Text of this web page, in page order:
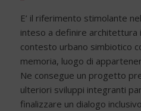
E’ il riferimento stimolante
inteso a definire architettura
contesto urbano simbiotico
memoria, luogo di
Ne consegue un progetto
ulteriori sviluppi integranti
finalizzare un dialogo